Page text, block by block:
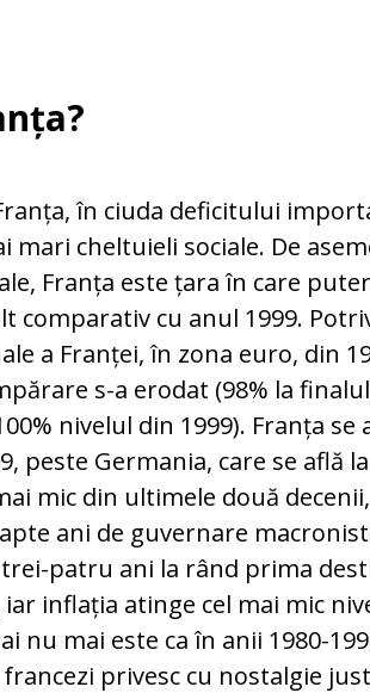
în ciuda deficitului
mari cheltuieli sociale. De
Franța este țara în care
comparativ cu anul 1999.
a Franței, în zona euro, din
s-a erodat (98% la
nivelul din 1999). Franța se
peste Germania, care se află
mic din ultimele două
ani de guvernare
patru ani la rând prima
inflația atinge cel mai mic
nu mai este ca în anii 1980-
privesc cu nostalgie